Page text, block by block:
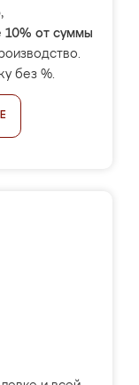
10% от суммы
без %.